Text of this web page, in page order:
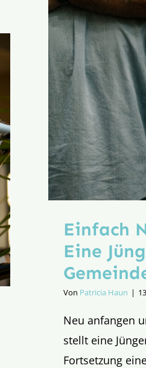
Einfach
Eine
Von Patricia Haun |
Neu anfangen
stellt eine
Fortsetzung